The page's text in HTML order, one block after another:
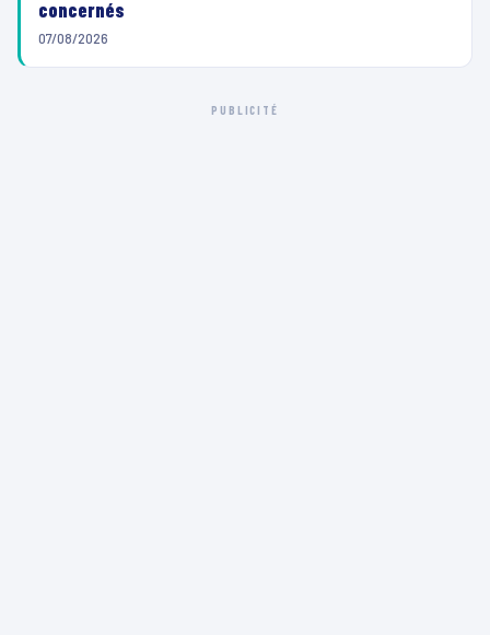
concernés
07/08/2026
PUBLICITÉ